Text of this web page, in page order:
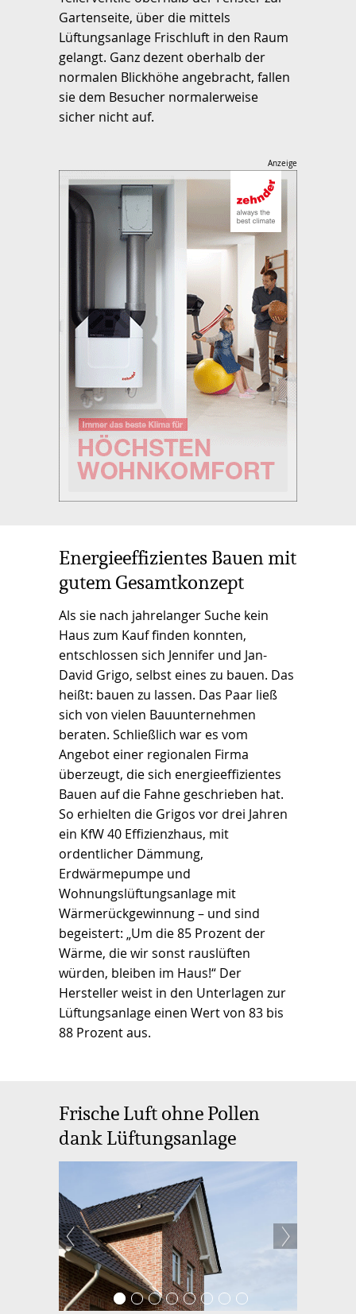
Gartenseite, über die mittels
Lüftungsanlage Frischluft in den Raum
gelangt. Ganz dezent oberhalb der
normalen Blickhöhe angebracht, fallen
sie dem Besucher normalerweise
sicher nicht auf.
Energieeffizientes Bauen mit
gutem Gesamtkonzept
Als sie nach jahrelanger Suche kein
Haus zum Kauf finden konnten,
entschlossen sich Jennifer und Jan-
David Grigo, selbst eines zu bauen. Das
heißt: bauen zu lassen. Das Paar ließ
sich von vielen Bauunternehmen
beraten. Schließlich war es vom
Angebot einer regionalen Firma
überzeugt, die sich energieeffizientes
Bauen auf die Fahne geschrieben hat.
So erhielten die Grigos vor drei Jahren
ein KfW 40 Effizienzhaus, mit
ordentlicher Dämmung,
Erdwärmepumpe und
Wohnungslüftungsanlage mit
Wärmerückgewinnung – und sind
begeistert: „Um die 85 Prozent der
Wärme, die wir sonst rauslüften
würden, bleiben im Haus!“ Der
Hersteller weist in den Unterlagen zur
Lüftungsanlage einen Wert von 83 bis
88 Prozent aus.
Frische Luft ohne Pollen
dank Lüftungsanlage